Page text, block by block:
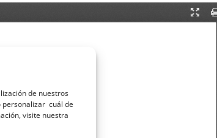
de nuestros
personalizar cuál de
visite nuestra